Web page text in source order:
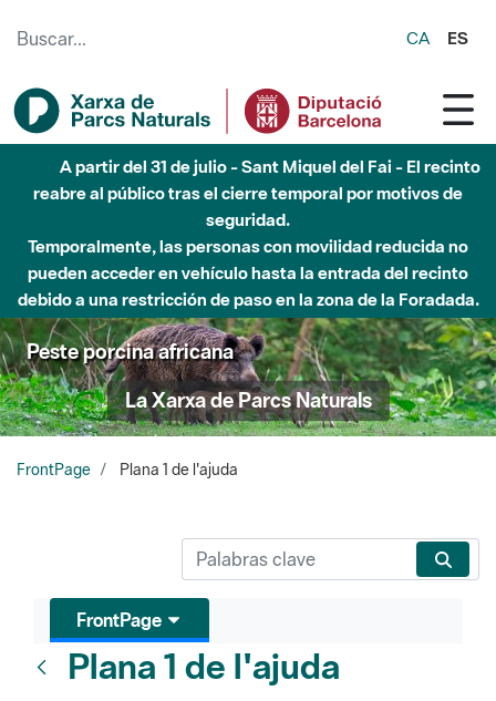
CA ES
A partir del 31 de julio - Sant Miquel del Fai - El recinto
reabre al público tras el cierre temporal por motivos de
seguridad.
Temporalmente, las personas con movilidad reducida no
pueden acceder en vehículo hasta la entrada del recinto
debido a una restricción de paso en la zona de la Foradada.
Peste porcina africana
La Xarxa de Parcs Naturals
FrontPage Plana 1 de l'ajuda
FrontPage
Plana 1 de l'ajuda